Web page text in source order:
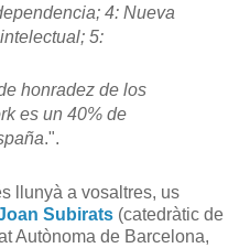
4: Nueva
5:
honradez de los
es un 40% de
.".
llunyà a vosaltres, us
Subirats (catedràtic de
Autònoma de Barcelona,